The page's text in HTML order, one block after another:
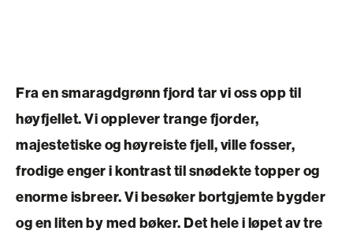
Fra en smaragdgrønn fjord tar vi oss opp til
høyfjellet. Vi opplever trange fjorder,
majestetiske og høyreiste fjell, ville fosser,
frodige enger i kontrast til snødekte topper og
enorme isbreer. Vi besøker bortgjemte bygder
og en liten by med bøker. Det hele i løpet av tre